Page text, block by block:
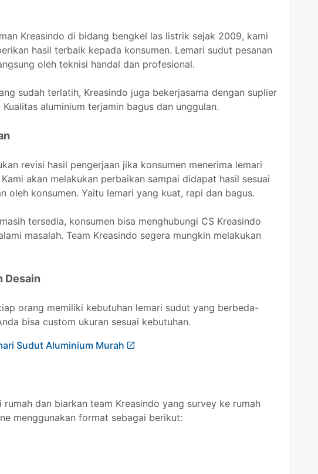
Kreasindo di bidang bengkel las listrik sejak 2009, kami
hasil terbaik kepada konsumen. Lemari sudut pesanan
oleh teknisi handal dan profesional.
sudah terlatih, Kreasindo juga bekerjasama dengan suplier
aluminium terjamin bagus dan unggulan.
revisi hasil pengerjaan jika konsumen menerima lemari
akan melakukan perbaikan sampai didapat hasil sesuai
oleh konsumen. Yaitu lemari yang kuat, rapi dan bagus.
tersedia, konsumen bisa menghubungi CS Kreasindo
masalah. Team Kreasindo segera mungkin melakukan
Desain
orang memiliki kebutuhan lemari sudut yang berbeda-
bisa custom ukuran sesuai kebutuhan.
Sudut Aluminium Murah
rumah dan biarkan team Kreasindo yang survey ke rumah
menggunakan format sebagai berikut: